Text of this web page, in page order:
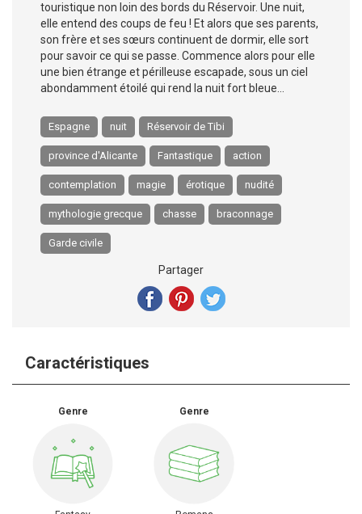
touristique non loin des bords du Réservoir. Une nuit,
elle entend des coups de feu ! Et alors que ses parents,
son frère et ses sœurs continuent de dormir, elle sort
pour savoir ce qui se passe. Commence alors pour elle
une bien étrange et périlleuse escapade, sous un ciel
abondamment étoilé qui rend la nuit fort bleue...
Espagne nuit Réservoir de Tibi
province d'Alicante Fantastique action
contemplation magie érotique nudité
mythologie grecque chasse braconnage
Garde civile
Partager
Caractéristiques
Genre Genre